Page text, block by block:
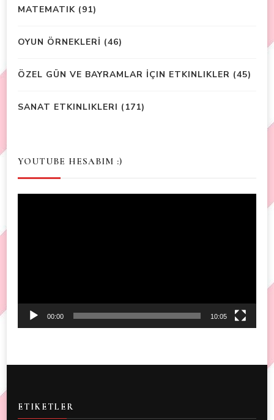
MATEMATIK (91)
OYUN ÖRNEKLERİ (46)
ÖZEL GÜN VE BAYRAMLAR İÇIN ETKINLIKLER (45)
SANAT ETKINLIKLERI (171)
YOUTUBE HESABIM :)
00:00 10:05
ETIKETLER